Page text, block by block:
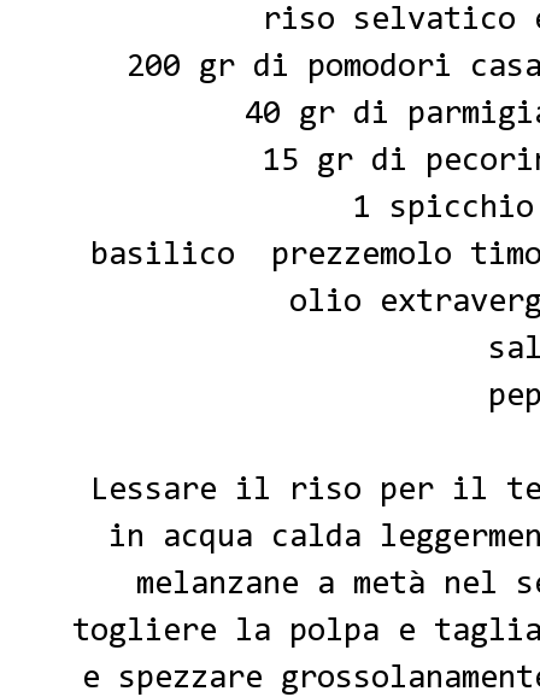
riso
200 gr di pomodori
40 gr di
15 gr di
1
basilico prezzemolo
olio
Lessare il riso per il
in acqua calda
melanzane a metà nel
togliere la polpa e
e spezzare